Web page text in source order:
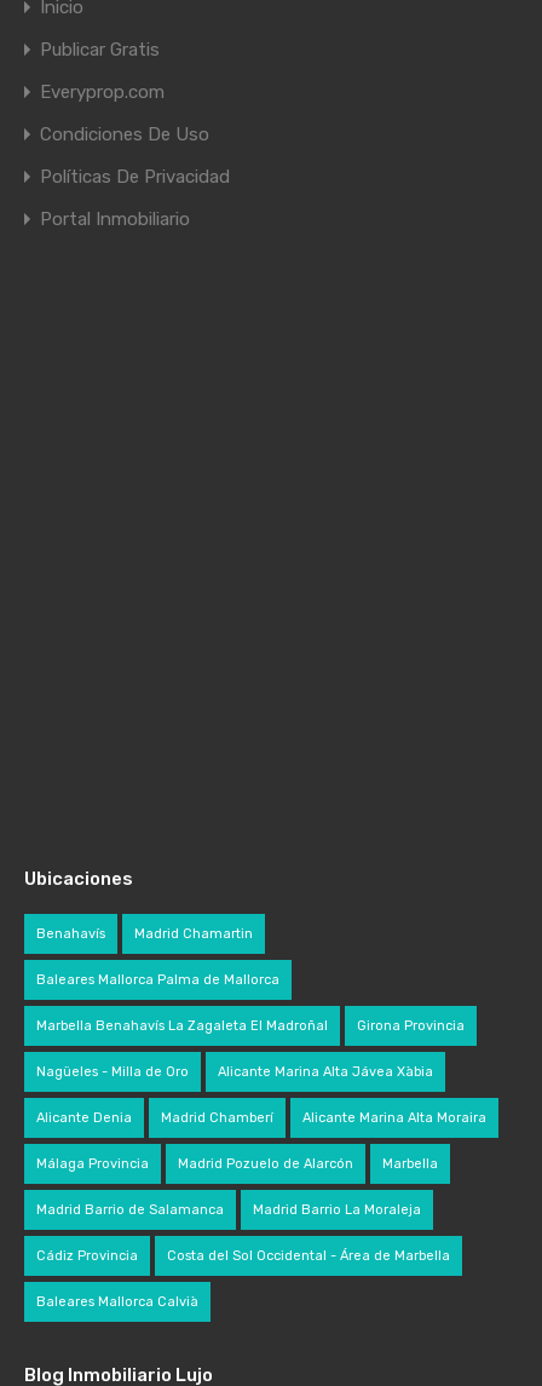
Inicio
Publicar Gratis
Everyprop.com
Condiciones De Uso
Políticas De Privacidad
Portal Inmobiliario
Ubicaciones
Benahavís Madrid Chamartin
Baleares Mallorca Palma de Mallorca
Marbella Benahavís La Zagaleta El Madroñal Girona Provincia
Nagüeles - Milla de Oro Alicante Marina Alta Jávea Xàbia
Alicante Denia Madrid Chamberí Alicante Marina Alta Moraira
Málaga Provincia Madrid Pozuelo de Alarcón Marbella
Madrid Barrio de Salamanca Madrid Barrio La Moraleja
Cádiz Provincia Costa del Sol Occidental - Área de Marbella
Baleares Mallorca Calvià
Blog Inmobiliario Lujo